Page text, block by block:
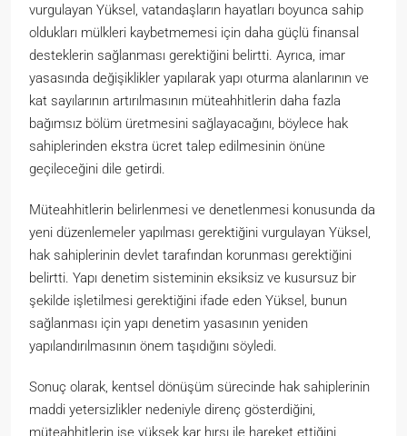
vurgulayan Yüksel, vatandaşların hayatları boyunca sahip
oldukları mülkleri kaybetmemesi için daha güçlü finansal
desteklerin sağlanması gerektiğini belirtti. Ayrıca, imar
yasasında değişiklikler yapılarak yapı oturma alanlarının ve
kat sayılarının artırılmasının müteahhitlerin daha fazla
bağımsız bölüm üretmesini sağlayacağını, böylece hak
sahiplerinden ekstra ücret talep edilmesinin önüne
geçileceğini dile getirdi.
Müteahhitlerin belirlenmesi ve denetlenmesi konusunda da
yeni düzenlemeler yapılması gerektiğini vurgulayan Yüksel,
hak sahiplerinin devlet tarafından korunması gerektiğini
belirtti. Yapı denetim sisteminin eksiksiz ve kusursuz bir
şekilde işletilmesi gerektiğini ifade eden Yüksel, bunun
sağlanması için yapı denetim yasasının yeniden
yapılandırılmasının önem taşıdığını söyledi.
Sonuç olarak, kentsel dönüşüm sürecinde hak sahiplerinin
maddi yetersizlikler nedeniyle direnç gösterdiğini,
müteahhitlerin ise yüksek kar hırsı ile hareket ettiğini